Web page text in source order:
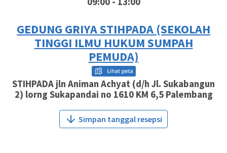
GEDUNG GRIYA STIHPADA (SEKOLAH
TINGGI ILMU HUKUM SUMPAH
PEMUDA)
STIHPADA jln Animan Achyat (d/h Jl. Sukabangun
2) lorng Sukapandai no 1610 KM 6,5 Palembang
Simpan tanggal resepsi